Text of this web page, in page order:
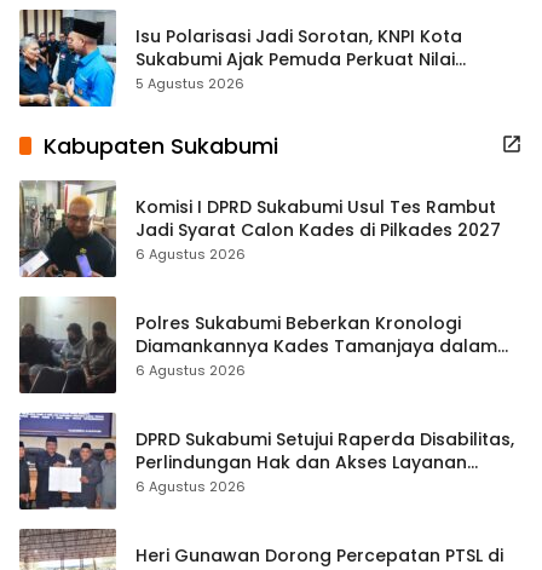
Isu Polarisasi Jadi Sorotan, KNPI Kota
Sukabumi Ajak Pemuda Perkuat Nilai
Kebangsaan
5 Agustus 2026
Kabupaten Sukabumi
Komisi I DPRD Sukabumi Usul Tes Rambut
Jadi Syarat Calon Kades di Pilkades 2027
6 Agustus 2026
Polres Sukabumi Beberkan Kronologi
Diamankannya Kades Tamanjaya dalam
Kasus Sabu
6 Agustus 2026
DPRD Sukabumi Setujui Raperda Disabilitas,
Perlindungan Hak dan Akses Layanan
Diperkuat
6 Agustus 2026
Heri Gunawan Dorong Percepatan PTSL di